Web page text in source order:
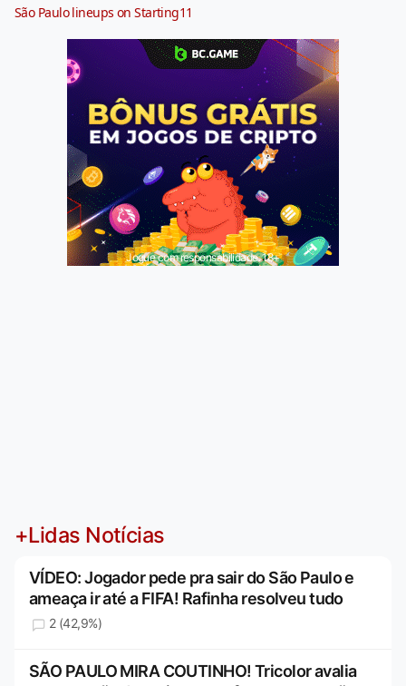
São Paulo lineups on Starting11
Jogue com responsabilidade. 18+
+Lidas Notícias
VÍDEO: Jogador pede pra sair do São Paulo e
ameaça ir até a FIFA! Rafinha resolveu tudo
2 (42,9%)
SÃO PAULO MIRA COUTINHO! Tricolor avalia